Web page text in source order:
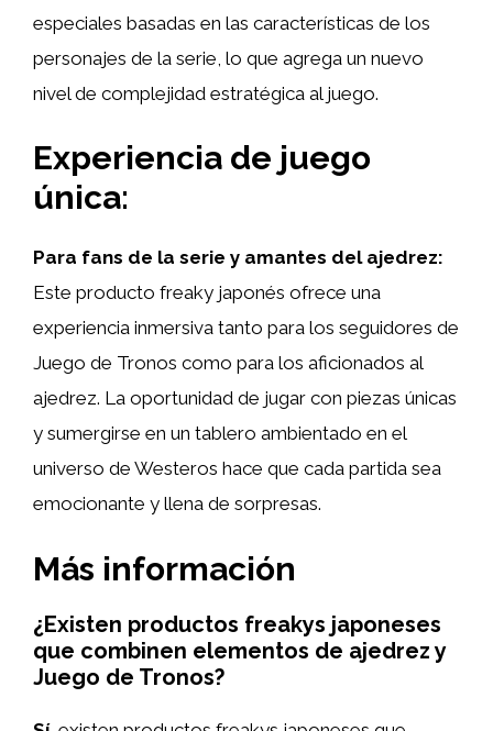
especiales basadas en las características de los
personajes de la serie, lo que agrega un nuevo
nivel de complejidad estratégica al juego.
Experiencia de juego
única:
Para fans de la serie y amantes del ajedrez:
Este producto freaky japonés ofrece una
experiencia inmersiva tanto para los seguidores de
Juego de Tronos como para los aficionados al
ajedrez. La oportunidad de jugar con piezas únicas
y sumergirse en un tablero ambientado en el
universo de Westeros hace que cada partida sea
emocionante y llena de sorpresas.
Más información
¿Existen productos freakys japoneses
que combinen elementos de ajedrez y
Juego de Tronos?